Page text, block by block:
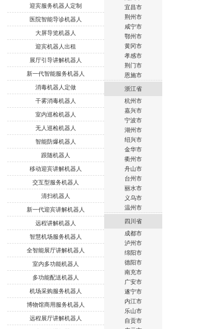
迎宾服务机器人定制
医院智能导诊机器人
大屏导览机器人
迎宾机器人出租
展厅引导讲解机器人
新一代智能服务机器人
消毒机器人定做
干雾消毒机器人
室内巡检机器人
无人巡检机器人
智能防爆机器人
跟随机器人
移动迎宾讲解机器人
交互型服务机器人
清扫机器人
新一代迎宾讲解机器人
远程讲解机器人
智慧机场服务机器人
全智能展厅讲解机器人
室内多功能机器人
多功能配送机器人
机场采购服务机器人
博物馆商用服务机器人
远程展厅讲解机器人
宜昌市
荆州市
咸宁市
鄂州市
黄冈市
孝感市
荆门市
恩施市
浙江省
杭州市
嘉兴市
宁波市
湖州市
绍兴市
金华市
衢州市
舟山市
台州市
丽水市
义乌市
温州市
四川省
成都市
泸州市
绵阳市
德阳市
南充市
广安市
遂宁市
内江市
乐山市
自贡市